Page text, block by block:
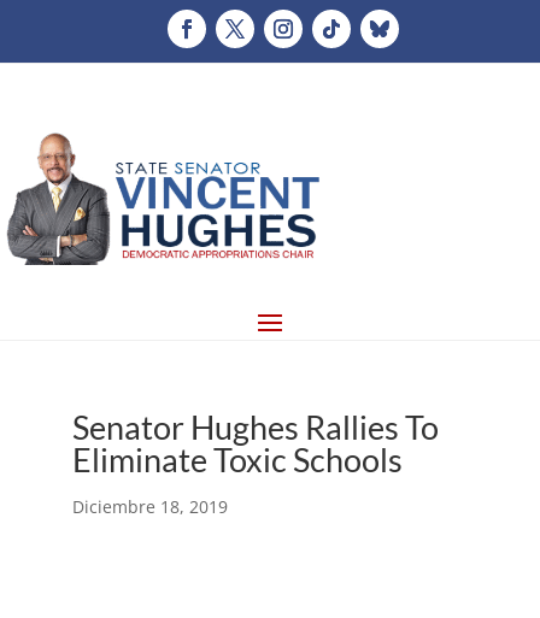
Senator Hughes Rallies To
Eliminate Toxic Schools
Diciembre 18, 2019